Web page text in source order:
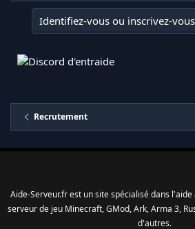
Identifiez-vous ou inscrivez-
Recrutement
Aide-Serveur.fr est un site spécialisé dans
serveur de jeu Minecraft, GMod, Ark, Arma 3,
d'autres.